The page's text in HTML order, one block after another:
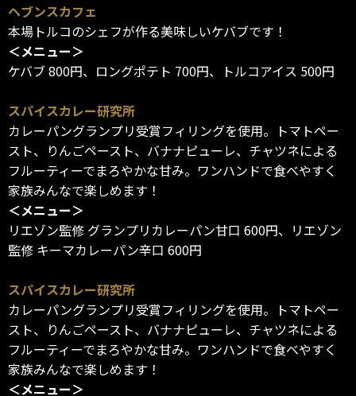
ヘブンスカフェ
本場トルコのシェフが作る美味しいケバブです！
＜メニュー＞
ケバブ 800円、ロングポテト 700円、トルコアイス 500円
スパイスカレー研究所
カレーパングランプリ受賞フィリングを使用。トマトペー
スト、りんごペースト、バナナピューレ、チャツネによる
フルーティーでまろやかな甘み。ワンハンドで食べやすく
家族みんなで楽しめます！
＜メニュー＞
リエゾン監修 グランプリカレーパン甘口 600円、リエゾン
監修 キーマカレーパン辛口 600円
スパイスカレー研究所
カレーパングランプリ受賞フィリングを使用。トマトペー
スト、りんごペースト、バナナピューレ、チャツネによる
フルーティーでまろやかな甘み。ワンハンドで食べやすく
家族みんなで楽しめます！
＜メニュー＞